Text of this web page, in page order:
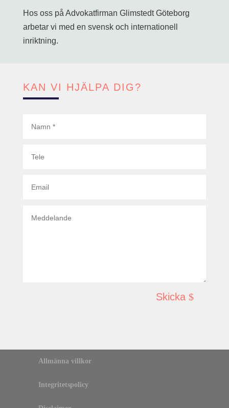
Hos oss på Advokatfirman Glimstedt Göteborg
arbetar vi med en svensk och internationell
inriktning.
KAN VI HJÄLPA DIG?
Skicka
Allmänna villkor
Integritetspolicy